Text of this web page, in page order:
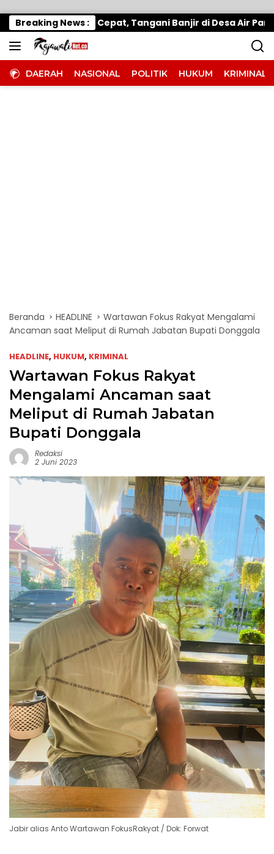
Breaking News :
Gerak Cepat, Tangani Banjir di Desa Air Panas
DAERAH NASIONAL POLITIK HUKUM KRIMINAL
Beranda HEADLINE
Wartawan Fokus Rakyat Mengalami
Ancaman saat Meliput di Rumah Jabatan Bupati Donggala
HEADLINE, HUKUM, KRIMINAL
Wartawan Fokus Rakyat
Mengalami Ancaman saat
Meliput di Rumah Jabatan
Bupati Donggala
Redaksi
2 Juni 2023
Jabir alias Anto Wartawan FokusRakyat / Dok: Forwat